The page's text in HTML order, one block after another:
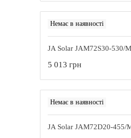
Немає в наявності
JA Solar JAM72S30-530/
5 013 грн
Немає в наявності
JA Solar JAM72D20-455/